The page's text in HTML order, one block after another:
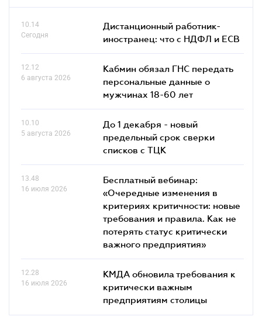
10.14
Сегодня
Дистанционный работник-
иностранец: что с НДФЛ и ЕСВ
12.12
6 августа 2026
Кабмин обязал ГНС передать
персональные данные о
мужчинах 18-60 лет
10.10
5 августа 2026
До 1 декабря - новый
предельный срок сверки
списков c ТЦК
13.48
16 июля 2026
Бесплатный вебинар:
«Очередные изменения в
критериях критичности: новые
требования и правила. Как не
потерять статус критически
важного предприятия»
12.28
16 июля 2026
КМДА обновила требования к
критически важным
предприятиям столицы